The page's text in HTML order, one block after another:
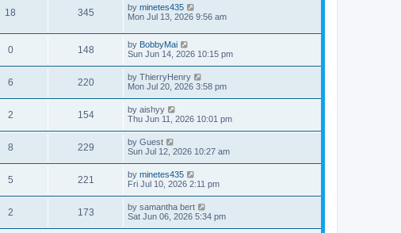
18 345 by minetes435
Mon Jul 13, 2026 9:56 am
0 148 by BobbyMai
Sun Jun 14, 2026 10:15 pm
6 220 by ThierryHenry
Mon Jul 20, 2026 3:58 pm
2 154 by aishyy
Thu Jun 11, 2026 10:01 pm
8 229 by Guest
Sun Jul 12, 2026 10:27 am
5 221 by minetes435
Fri Jul 10, 2026 2:11 pm
2 173 by samantha bert
Sat Jun 06, 2026 5:34 pm